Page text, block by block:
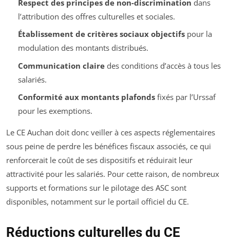
Respect des principes de non-discrimination dans
l’attribution des offres culturelles et sociales.
Établissement de critères sociaux objectifspour la
modulation des montants distribués.
Communication clairedes conditions d’accès à tous les
salariés.
Conformité aux montants plafondsfixés par l’Urssaf
pour les exemptions.
Le CE Auchan doit donc veiller à ces aspects réglementaires
sous peine de perdre les bénéfices fiscaux associés, ce qui
renforcerait le coût de ses dispositifs et réduirait leur
attractivité pour les salariés. Pour cette raison, de nombreux
supports et formations sur le pilotage des ASC sont
disponibles, notamment sur le portail officiel du CE.
Réductions culturelles du CE